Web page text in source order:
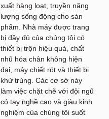
xuất hàng loạt, truyền năng
lượng sống động cho sản
phẩm. Nhà máy được trang
bị đầy đủ của chúng tôi có
thiết bị trộn hiệu quả, chất
nhũ hóa chân không hiện
đại, máy chiết rót và thiết bị
khử trùng. Các cơ sở này
làm việc chặt chẽ với đội ngũ
có tay nghề cao và giàu kinh
nghiệm của chúng tôi suốt